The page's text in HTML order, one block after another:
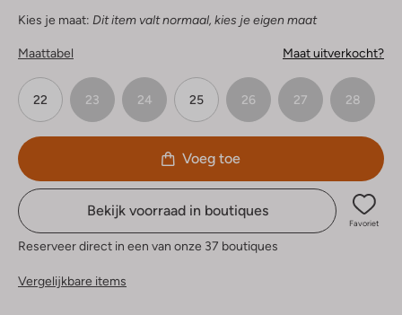
Kies je maat: Dit item valt normaal, kies je eigen maat
Maattabel Maat uitverkocht?
22 23 24 25 26 27 28
Voeg toe
Bekijk voorraad in boutiques
Favoriet
Reserveer direct in een van onze 37 boutiques
Vergelijkbare items